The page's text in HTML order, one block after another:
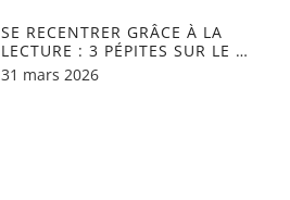
SE RECENTRER GRÂCE À LA
LECTURE : 3 PÉPITES SUR LE …
31 mars 2026